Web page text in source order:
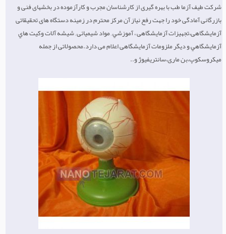
شركت طیف آزما طب با بهره گيری از كارشناسان مجرب و كارآزموده در بخشهای فنی و
بازرگانی آمادگی خود را جهت رفع نياز آن مركز محترم در زمينه دستگاه های تحقيقاتی
آزمايشگاهی،تجهیزات آزمایشگاهی ، آموزشي , مواد شيميائی , شيشه آلات وكيت هاي
آزمايشگاهي و ديگر ملزومات آزمايشگاهی اعلام می دارد.محصولاتی از جمله
میکروسکوپ،بن ماری،سانتریفیوژ و..